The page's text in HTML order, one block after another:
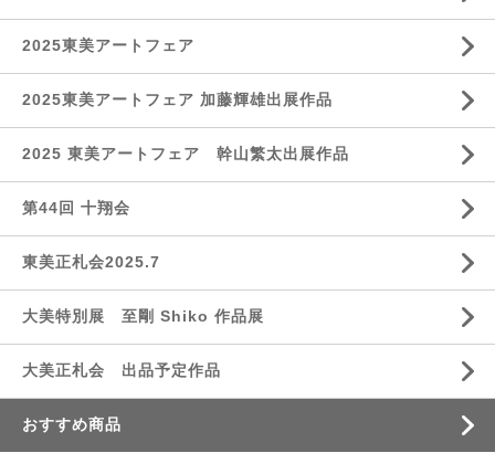
2025東美アートフェア
2025東美アートフェア 加藤輝雄出展作品
2025 東美アートフェア 幹山繁太出展作品
第44回 十翔会
東美正札会2025.7
大美特別展 至剛 Shiko 作品展
大美正札会 出品予定作品
おすすめ商品